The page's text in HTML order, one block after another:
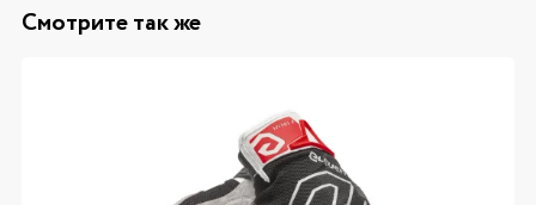
Смотрите так же